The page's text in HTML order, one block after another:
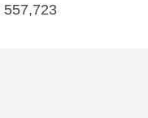
557,723